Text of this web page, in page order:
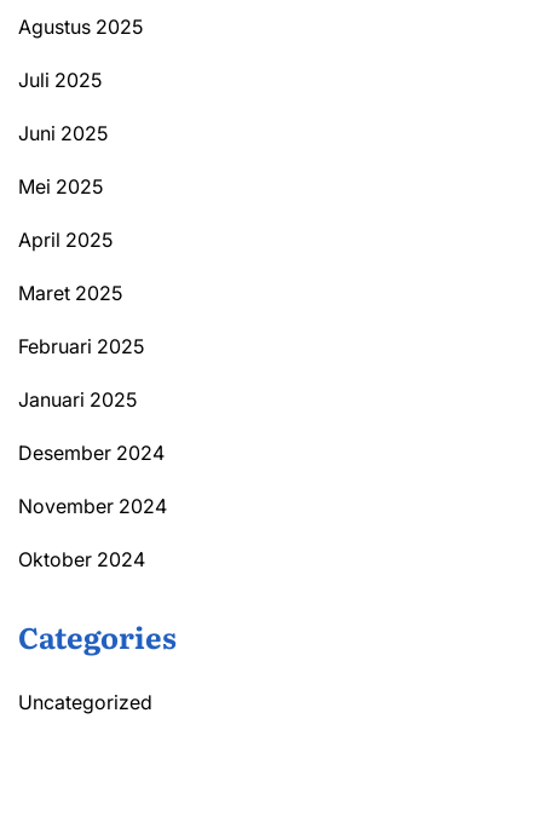
Agustus 2025
Juli 2025
Juni 2025
Mei 2025
April 2025
Maret 2025
Februari 2025
Januari 2025
Desember 2024
November 2024
Oktober 2024
Categories
Uncategorized